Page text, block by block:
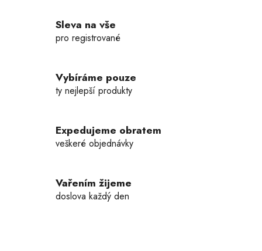
Sleva na vše
pro registrované
Vybíráme pouze
ty nejlepší produkty
Expedujeme obratem
veškeré objednávky
Vařením žijeme
doslova každý den